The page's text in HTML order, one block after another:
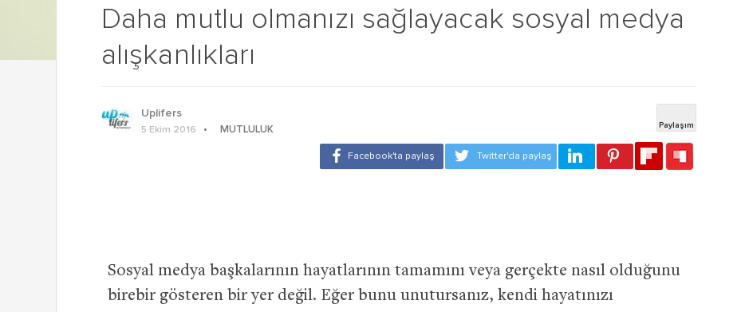
Daha mutlu olmanızı sağlayacak sosyal medya
alışkanlıkları
Uplifers
5 Ekim 2016 MUTLULUK
Sosyal medya başkalarının hayatlarının tamamını veya gerçekte nasıl olduğunu
birebir gösteren bir yer değil. Eğer bunu unutursanız, kendi hayatınızı